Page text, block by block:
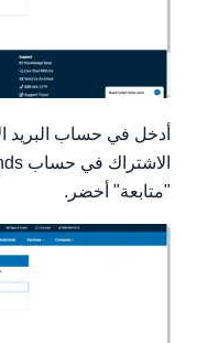
أدخل في حساب البريد
"متابعة" أخضر.